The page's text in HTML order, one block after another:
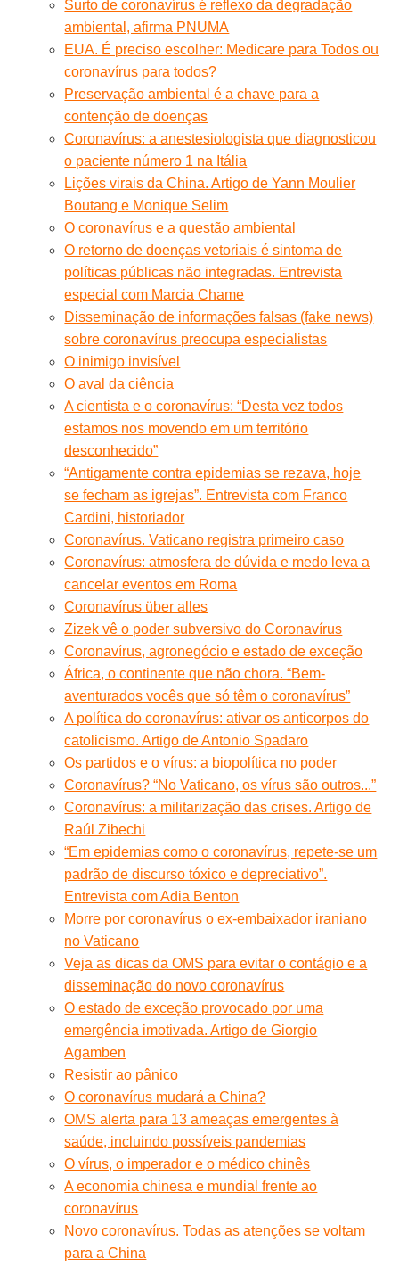
Surto de coronavírus é reflexo da degradação
ambiental, afirma PNUMA
EUA. É preciso escolher: Medicare para Todos ou
coronavírus para todos?
Preservação ambiental é a chave para a
contenção de doenças
Coronavírus: a anestesiologista que diagnosticou
o paciente número 1 na Itália
Lições virais da China. Artigo de Yann Moulier
Boutang e Monique Selim
O coronavírus e a questão ambiental
O retorno de doenças vetoriais é sintoma de
políticas públicas não integradas. Entrevista
especial com Marcia Chame
Disseminação de informações falsas (fake news)
sobre coronavírus preocupa especialistas
O inimigo invisível
O aval da ciência
A cientista e o coronavírus: “Desta vez todos
estamos nos movendo em um território
desconhecido”
“Antigamente contra epidemias se rezava, hoje
se fecham as igrejas”. Entrevista com Franco
Cardini, historiador
Coronavírus. Vaticano registra primeiro caso
Coronavírus: atmosfera de dúvida e medo leva a
cancelar eventos em Roma
Coronavírus über alles
Zizek vê o poder subversivo do Coronavírus
Coronavírus, agronegócio e estado de exceção
África, o continente que não chora. “Bem-
aventurados vocês que só têm o coronavírus”
A política do coronavírus: ativar os anticorpos do
catolicismo. Artigo de Antonio Spadaro
Os partidos e o vírus: a biopolítica no poder
Coronavírus? “No Vaticano, os vírus são outros...”
Coronavírus: a militarização das crises. Artigo de
Raúl Zibechi
“Em epidemias como o coronavírus, repete-se um
padrão de discurso tóxico e depreciativo”.
Entrevista com Adia Benton
Morre por coronavírus o ex-embaixador iraniano
no Vaticano
Veja as dicas da OMS para evitar o contágio e a
disseminação do novo coronavírus
O estado de exceção provocado por uma
emergência imotivada. Artigo de Giorgio
Agamben
Resistir ao pânico
O coronavírus mudará a China?
OMS alerta para 13 ameaças emergentes à
saúde, incluindo possíveis pandemias
O vírus, o imperador e o médico chinês
A economia chinesa e mundial frente ao
coronavírus
Novo coronavírus. Todas as atenções se voltam
para a China